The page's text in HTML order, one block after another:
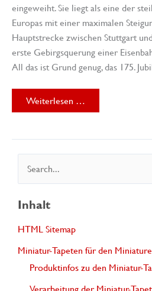
eingeweiht. Sie liegt als eine der
Europas mit einer maximalen
Hauptstrecke zwischen Stuttgart
erste Gebirgsquerung einer
All das ist Grund genug, das 175.
175
Jahre
Weiterlesen …
u
c
n
Inhalt
HTML Sitemap
Miniatur-Tapeten für den
Produktinfos zu den Miniatur-